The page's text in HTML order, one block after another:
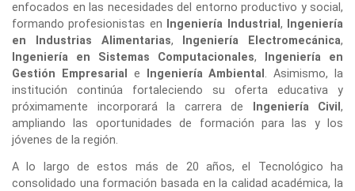
enfocados en las necesidades del entorno productivo y social,
formando profesionistas en
Ingeniería Industrial ,
Ingeniería
en Industrias Alimentarias, Ingeniería Electromecánica,
Ingeniería en Sistemas Computacionales,
Ingeniería en
Gestión Empresarial
e Ingeniería Ambiental . Asimismo, la
institución continúa fortaleciendo su oferta educativa y
próximamente incorporará la carrera de
Ingeniería Civil ,
ampliando las oportunidades de formación para las y los
jóvenes de la región.
A lo largo de estos más de 20 años, el Tecnológico ha
consolidado una formación basada en la calidad académica, la